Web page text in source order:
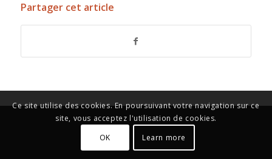
Partager cet article
Ce site utilise des cookies. En poursuivant votre navigation sur ce
site, vous acceptez l'utilisation de cookies.
OK
Learn more